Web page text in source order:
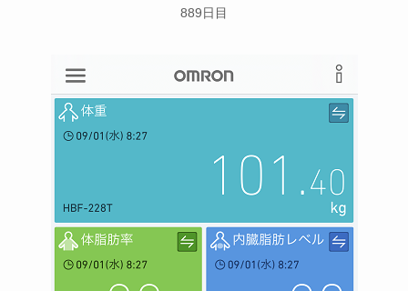
889日目